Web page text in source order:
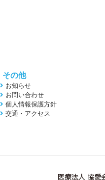
その他
お知らせ
お問い合わせ
個人情報保護方針
交通・アクセス